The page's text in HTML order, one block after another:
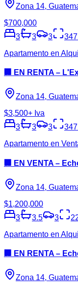
Zona 14,
$700,000
3
3 3
Apartamento en
🏢 EN RENTA –
Zona 14,
$3,500+ Iva
3
3 3
Apartamento en
🏢 EN VENTA –
Zona 14,
$1,200,000
3
3.5 3
Apartamento en
🏢 EN RENTA –
Zona 14,